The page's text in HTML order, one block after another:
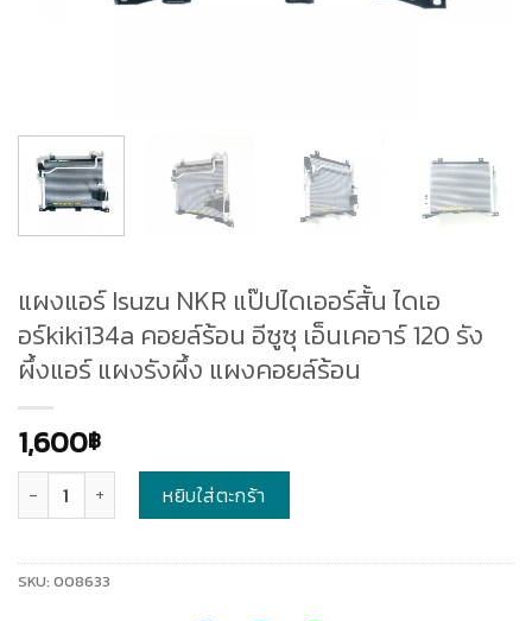
แผงแอร์ Isuzu NKR แป๊ปไดเออร์สั้น ไดเอ
อร์kiki134a คอยล์ร้อน อีซูซุ เอ็นเคอาร์ 120 รัง
ผึ้งแอร์ แผงรังผึ้ง แผงคอยล์ร้อน
1,600฿
หยิบใส่ตะกร้า
SKU: 008633